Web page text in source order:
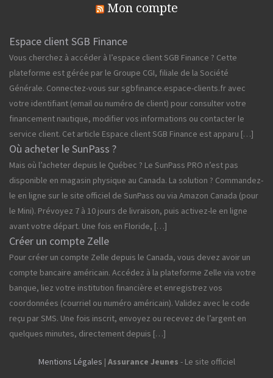
Mon compte
Espace client SGB Finance
Vous cherchez à accéder à l’espace client SGB Finance ? Cette
plateforme est gérée par le Groupe CGI, filiale de la Société
Générale. Connectez-vous sur sgbfinance.espace-clients.fr avec
votre identifiant (email ou numéro de client) pour consulter votre
financement nautique, modifier vos informations ou contacter le
service client. Cet article Espace client SGB Finance est apparu […]
Où acheter le SunPass ?
Mais où l’acheter depuis le Québec ? Le SunPass PRO n’est pas
disponible en magasin physique au Canada. La solution ? Commandez-
le en ligne sur le site officiel de SunPass ou via Amazon Canada (pour
le Mini). Prévoyez 7 à 10 jours de livraison, puis activez-le en ligne
avant votre départ. Une fois en Floride, […]
Créer un compte Zelle
Pour créer un compte Zelle depuis le Canada, vous devez avoir un
compte bancaire américain. Accédez à la plateforme Zelle via votre
banque, liez votre institution financière et enregistrez vos
coordonnées (courriel ou numéro américain). Validez avec le code
reçu par SMS. Une fois inscrit, envoyez ou recevez de l’argent en
quelques minutes, directement depuis […]
Mentions Légales | Assurance Jeunes - Le site officiel